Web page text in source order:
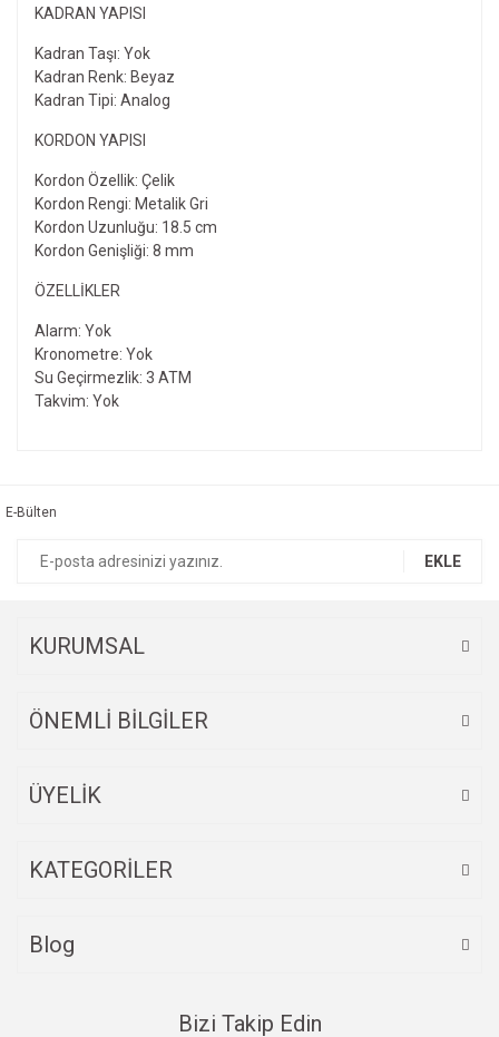
KADRAN YAPISI
Kadran Taşı: Yok
Kadran Renk: Beyaz
Kadran Tipi: Analog
KORDON YAPISI
Kordon Özellik: Çelik
Kordon Rengi: Metalik Gri
Kordon Uzunluğu: 18.5 cm
Kordon Genişliği: 8 mm
ÖZELLIKLER
Alarm: Yok
Kronometre: Yok
Su Geçirmezlik: 3 ATM
Takvim: Yok
Ürün fiyatı diğer sitelerden daha pahalı.
E-Bülten
EKLE
KURUMSAL
ÖNEMLİ BİLGİLER
ÜYELİK
KATEGORİLER
Blog
Bizi Takip Edin